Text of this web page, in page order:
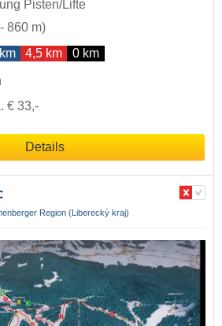
Pisten/Lifte
- 860 m)
4,5 km 0 km
€ 33,-
Details
Region (Liberecký kraj)